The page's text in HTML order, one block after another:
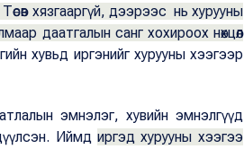
хязгааргүй, дээрээс нь хурууны
даатгалын санг хохироох нөхцөл
хувьд иргэнийг хурууны хээгээр
эмнэлэг, хувийн эмнэлгүүд
Иймдиргэд хурууны хээгээ